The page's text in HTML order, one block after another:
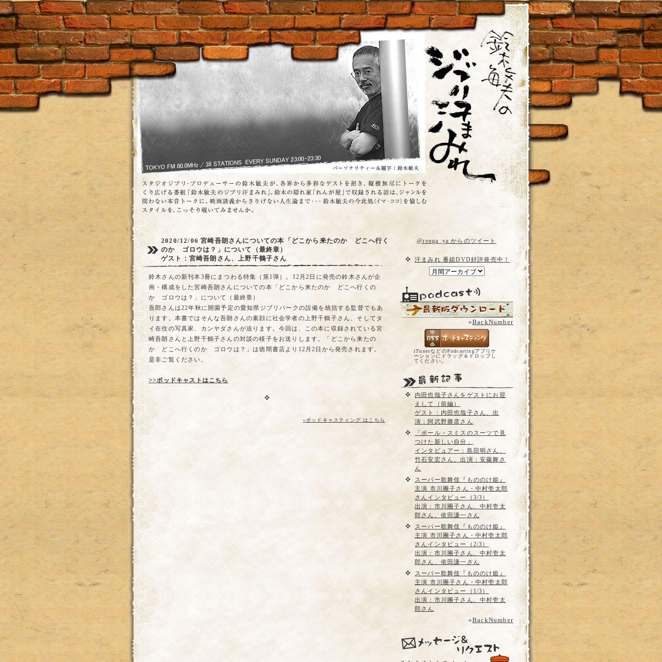
2020/12/06宮崎吾朗さんについての本「どこから来たのか どこへ行く
のか ゴロウは？」について（最終章）
ゲスト：宮崎吾朗さん、上野千鶴子さん
鈴木さんの新刊本3冊にまつわる特集（第1弾）。12月2日に発売の鈴木さんが企
画・構成をした宮崎吾朗さんについての本「どこから来たのか どこへ行くの
か ゴロウは？」について（最終章）
吾郎さんは22年秋に開園予定の愛知県ジブリパークの設備を統括する監督でもあ
ります。本書ではそんな吾朗さんの素顔に社会学者の上野千鶴子さん、そしてタ
イ在住の写真家、カンヤダさんが迫ります。今回は、この本に収録されている宮
崎吾朗さんと上野千鶴子さんの対談の様子をお送りします。「どこから来たの
か どこへ行くのか ゴロウは？」は徳間書店より12月2日から発売されます。
是非ご覧ください。
>>ポッドキャストはこちら
»ポッドキャスティング はこちら
@renga_ya からのツイート
汗まみれ 番組DVD好評発売中！
»BackNumber
iTunesなどのPodcastingアプリケ
ーションにドラッグ＆ドロップし
てください。
内田也哉子さんをゲストにお迎
えして（前編）
ゲスト：内田也哉子さん、出
演：阿武野勝彦さん
「ポール・スミスのスーツで見
つけた新しい自分」
インタビュアー：島田明さん、
竹石安宏さん、出演：安藤舞さ
ん
スーパー歌舞伎『もののけ姫』
主演 市川團子さん・中村壱太郎
さんインタビュー（3/3）
出演：市川團子さん、中村壱太
郎さん、依田謙一さん
スーパー歌舞伎『もののけ姫』
主演 市川團子さん・中村壱太郎
さんインタビュー（2/3）
出演：市川團子さん、中村壱太
郎さん、依田謙一さん
スーパー歌舞伎『もののけ姫』
主演 市川團子さん・中村壱太郎
さんインタビュー（1/3）
出演：市川團子さん、中村壱太
郎さん
»BackNumber